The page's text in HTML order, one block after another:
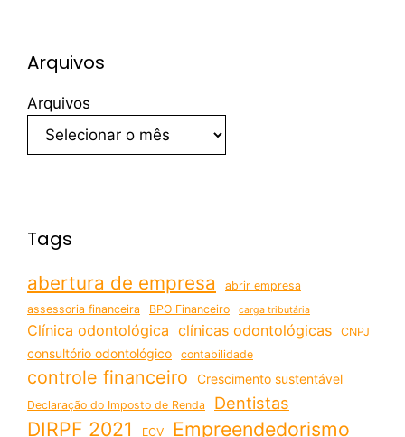
Arquivos
Arquivos
Tags
abertura de empresa
abrir empresa
assessoria financeira
BPO Financeiro carga tributária
Clínica odontológica clínicas odontológicas CNPJ
consultório odontológico contabilidade
controle financeiro Crescimento sustentável
Declaração do Imposto de Renda Dentistas
DIRPF 2021 ECV Empreendedorismo